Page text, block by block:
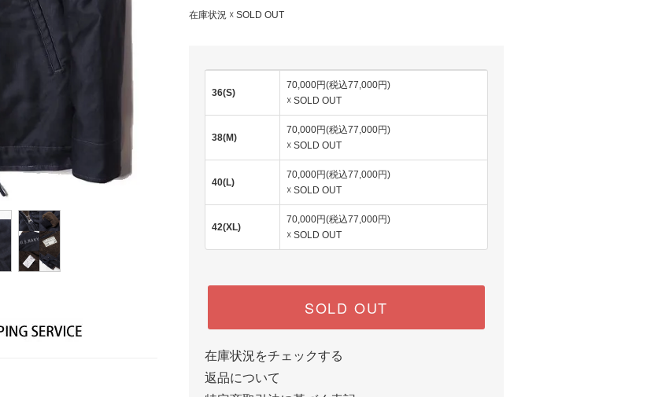
在庫状況 ☓ SOLD OUT
36(S)
70,000円(税込77,000円)
☓ SOLD OUT
38(M)
70,000円(税込77,000円)
☓ SOLD OUT
40(L)
70,000円(税込77,000円)
☓ SOLD OUT
42(XL)
70,000円(税込77,000円)
☓ SOLD OUT
SOLD OUT
在庫状況をチェックする
返品について